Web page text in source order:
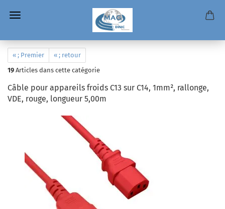
« ; Premier
« ; retour
19 Articles dans cette catégorie
Câble pour appareils froids C13 sur C14, 1mm², rallonge,
VDE, rouge, longueur 5,00m